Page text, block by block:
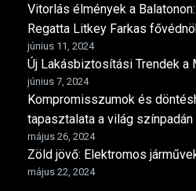
Vitorlás élmények a
Regatta Litkey Farkas
június 11, 2024
Új Lakásbiztosítási Trendek a
június 7, 2024
Kompromisszumok és
tapasztalata a világ színpadán
május 26, 2024
Zöld jövő: Elektromos
május 22, 2024